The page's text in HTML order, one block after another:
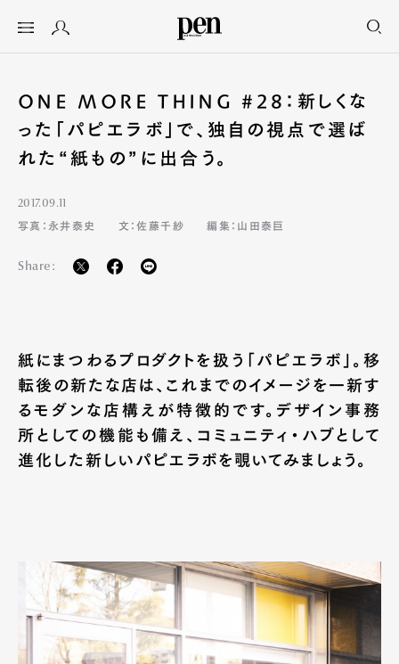
ONE MORE THING #28：新しくな
った「パピエラボ」で、独自の視点で選ば
れた“紙もの”に出合う。
2017.09.11
写真：永井泰史
文：佐藤千紗 編集：山田泰巨
Share:
紙にまつわるプロダクトを扱う「パピエラボ」。移
転後の新たな店は、これまでのイメージを一新す
るモダンな店構えが特徴的です。デザイン事務
所としての機能も備え、コミュニティ・ハブとして
進化した新しいパピエラボを覗いてみましょう。